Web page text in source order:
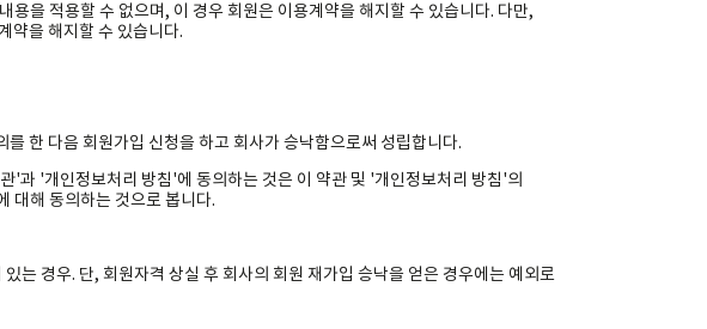
을 적용할 수 없으며, 이 경우 회원은 이용계약을 해지할 수 있습니다. 다만,
약을 해지할 수 있습니다.
한 다음 회원가입 신청을 하고 회사가 승낙함으로써 성립합니다.
'과 '개인정보처리 방침'에 동의하는 것은 이 약관 및 '개인정보처리 방침'의
대해 동의하는 것으로 봅니다.
는 경우. 단, 회원자격 상실 후 회사의 회원 재가입 승낙을 얻은 경우에는 예외로